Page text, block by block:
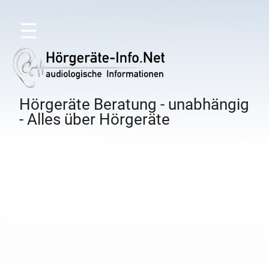
☰
Hörgeräte Beratung - unabhängig
- Alles über Hörgeräte